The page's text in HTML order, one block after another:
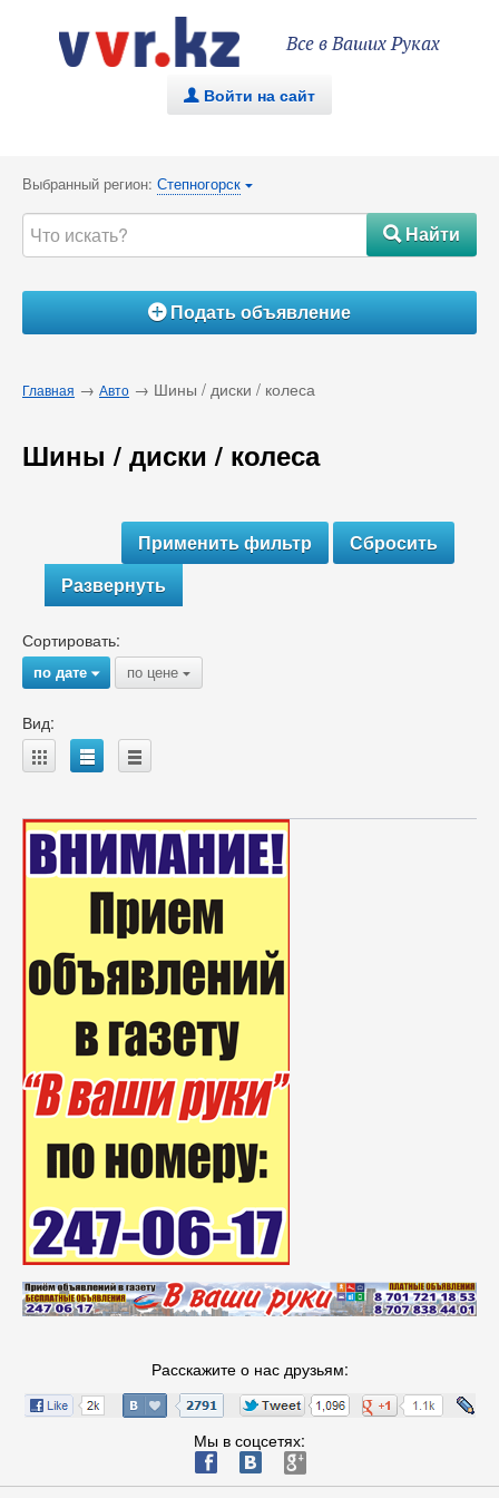
Все в Ваших Руках
. Войти на сайт
Выбранный регион: Степногорск {
#Найти
ÁПодать объявление
Главная → Авто → Шины / диски / колеса
Шины / диски / колеса
Развернуть
Сортировать:
по дате{ по цене {
Вид:
A B C
Расскажите о нас друзьям:
Мы в соцсетях:
ä æ è